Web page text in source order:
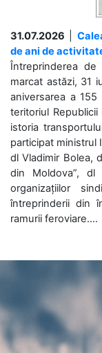
31.07.2026
de ani de
Întreprinderea de
marcat astăzi, 31
aniversarea a
teritoriul
istoria
participat ministrul
dl Vladimir Bolea,
din Moldova”, dl
organizațiilor
întreprinderii din
ramurii feroviare....